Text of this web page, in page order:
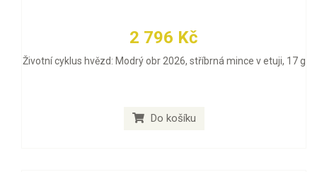
2 796 Kč
Životní cyklus hvězd: Modrý obr 2026, stříbrná mince v etuji, 17 g
Do košíku